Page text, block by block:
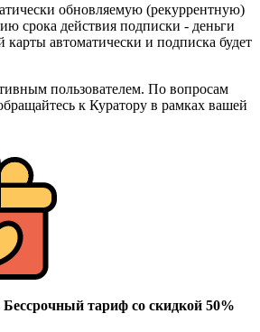
обновляемую (рекуррентную)
срока действия подписки - деньги
карты автоматически и подписка будет
пользователем. По вопросам
к Куратору в рамках вашей
тариф со скидкой 50%